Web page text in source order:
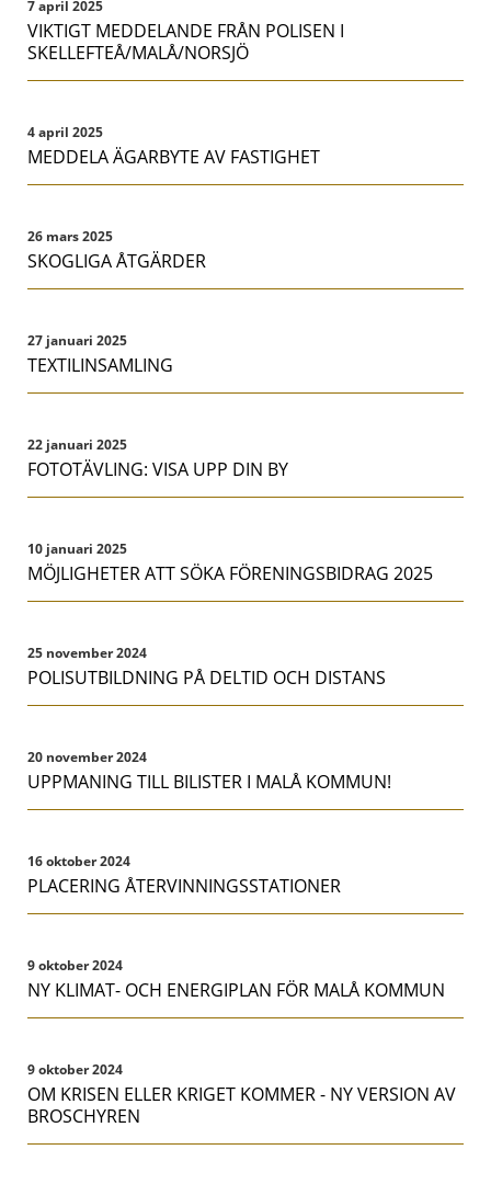
7 april 2025
VIKTIGT MEDDELANDE FRÅN POLISEN I
SKELLEFTEÅ/MALÅ/NORSJÖ
4 april 2025
MEDDELA ÄGARBYTE AV FASTIGHET
26 mars 2025
SKOGLIGA ÅTGÄRDER
27 januari 2025
TEXTILINSAMLING
22 januari 2025
FOTOTÄVLING: VISA UPP DIN BY
10 januari 2025
MÖJLIGHETER ATT SÖKA FÖRENINGSBIDRAG 2025
25 november 2024
POLISUTBILDNING PÅ DELTID OCH DISTANS
20 november 2024
UPPMANING TILL BILISTER I MALÅ KOMMUN!
16 oktober 2024
PLACERING ÅTERVINNINGSSTATIONER
9 oktober 2024
NY KLIMAT- OCH ENERGIPLAN FÖR MALÅ KOMMUN
9 oktober 2024
OM KRISEN ELLER KRIGET KOMMER - NY VERSION AV
BROSCHYREN